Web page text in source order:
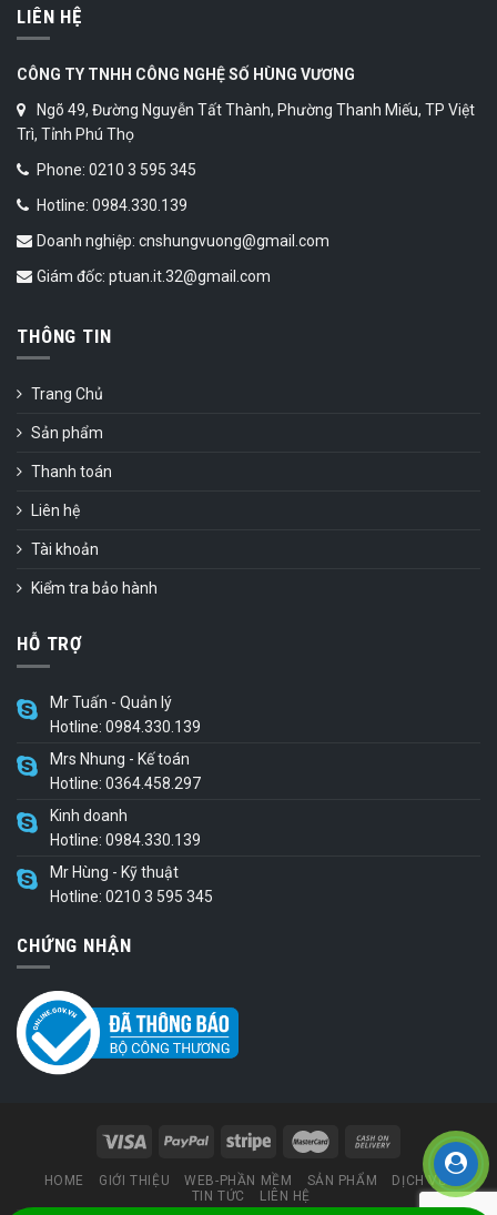
LIÊN HỆ
CÔNG TY TNHH CÔNG NGHỆ SỐ HÙNG VƯƠNG
Ngõ 49, Đường Nguyễn Tất Thành, Phường Thanh Miếu, TP Việt
Trì, Tỉnh Phú Thọ
Phone: 0210 3 595 345
Hotline: 0984.330.139
Doanh nghiệp: cnshungvuong@gmail.com
Giám đốc: ptuan.it.32@gmail.com
THÔNG TIN
Trang Chủ
Sản phẩm
Thanh toán
Liên hệ
Tài khoản
Kiểm tra bảo hành
HỖ TRỢ
Mr Tuấn - Quản lý
Hotline: 0984.330.139
Mrs Nhung - Kế toán
Hotline: 0364.458.297
Kinh doanh
Hotline: 0984.330.139
Mr Hùng - Kỹ thuật
Hotline: 0210 3 595 345
CHỨNG NHẬN
HOME GIỚI THIỆU WEB-PHẦN MỀM SẢN PHẨM
DỊCH VỤ
TIN TỨC
LIÊN HỆ